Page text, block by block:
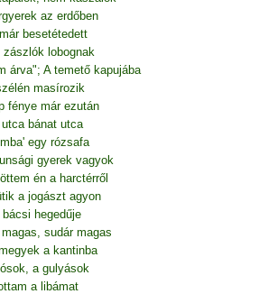
az erdőben
besetétedett
zászlók lobognak
árva"; A temető kapujába
masírozik
fénye már ezután
bánat utca
egy rózsafa
gyerek vagyok
én a harctérről
a jogászt agyon
hegedűje
sudár magas
a kantinba
a gulyások
a libámat